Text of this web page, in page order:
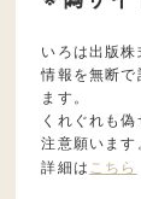
いろは出版
情報を無断で
ます。
くれぐれも
注意願います
詳細は こちら